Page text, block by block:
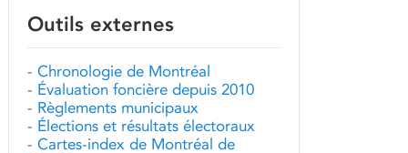
Outils externes
- Chronologie de Montréal
- Évaluation foncière depuis 2010
- Règlements municipaux
- Élections et résultats électoraux
- Cartes-index de Montréal de